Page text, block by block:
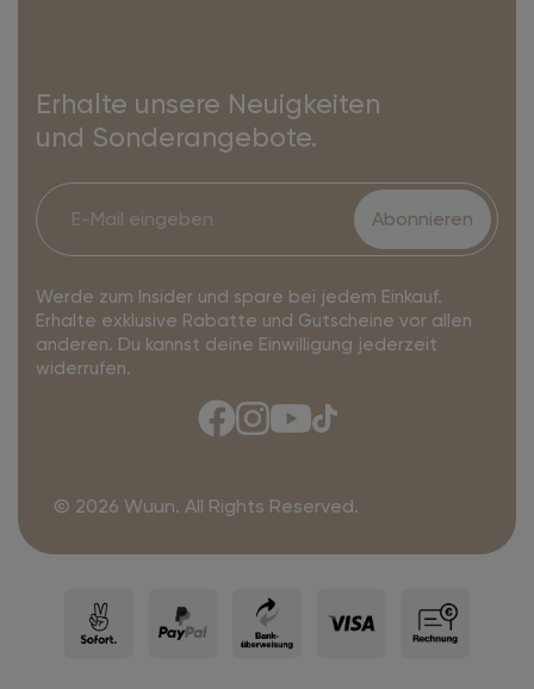
Erhalte unsere Neuigkeiten
und Sonderangebote.
Abonnieren
Werde zum Insider und spare bei jedem Einkauf.
Erhalte exklusive Rabatte und Gutscheine vor allen
anderen. Du kannst deine Einwilligung jederzeit
widerrufen.
© 2026 Wuun. All Rights Reserved.